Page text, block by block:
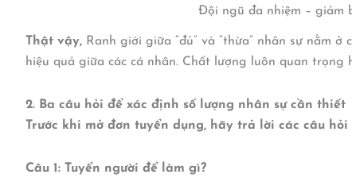
Đội ngũ đa nhiệm – giảm
Thật vậy, Ranh giới giữa “đủ” và “thừa” nhân sự nằm
hiệu quả giữa các cá nhân. Chất lượng luôn quan trọng
2. Ba câu hỏi để xác định số lượng nhân sự cần thiết
Trước khi mở đơn tuyển dụng, hãy trả lời các câu
Câu 1: Tuyển người để làm gì?